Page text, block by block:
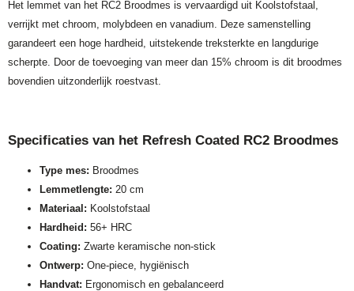
Het lemmet van het RC2 Broodmes is vervaardigd uit Koolstofstaal,
verrijkt met chroom, molybdeen en vanadium. Deze samenstelling
garandeert een hoge hardheid, uitstekende treksterkte en langdurige
scherpte. Door de toevoeging van meer dan 15% chroom is dit broodmes
bovendien uitzonderlijk roestvast.
Specificaties van het Refresh Coated RC2 Broodmes
Type mes: Broodmes
Lemmetlengte: 20 cm
Materiaal: Koolstofstaal
Hardheid: 56+ HRC
Coating: Zwarte keramische non-stick
Ontwerp: One-piece, hygiënisch
Handvat: Ergonomisch en gebalanceerd